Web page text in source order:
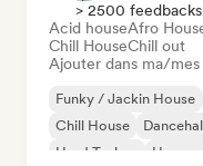
> 2500
Acid houseAfro
Chill HouseChill out
Ajouter dans ma/mes
Funky / Jackin House
Chill House
Hard Techno
House